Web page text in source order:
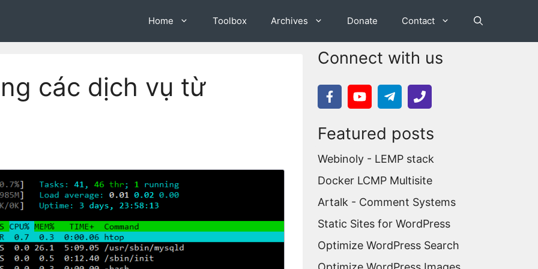
Home Toolbox Archives Donate Contact
các dịch vụ từ
Connect with us
Featured posts
Webinoly - LEMP stack
Docker LCMP Multisite
Artalk - Comment Systems
Static Sites for WordPress
Optimize WordPress Search